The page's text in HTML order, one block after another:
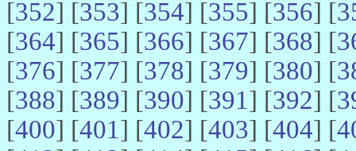
[352] [353] [354] [355] [356] [
[364] [365] [366] [367] [368] [
[376] [377] [378] [379] [380] [
[388] [389] [390] [391] [392] [
[400] [401] [402] [403] [404] [